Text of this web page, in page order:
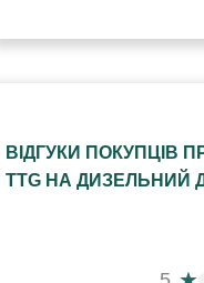
ВІДГУКИ ПОКУПЦІВ
TTG НА ДИЗЕЛЬНИЙ